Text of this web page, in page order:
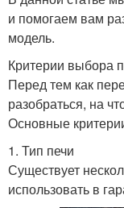
и помогаем вам
модель.
Критерии выбора
Перед тем как
разобраться, на
Основные
1. Тип печи
Существует
использовать в